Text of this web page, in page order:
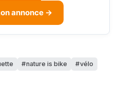
annonce →
nature is bike vélo